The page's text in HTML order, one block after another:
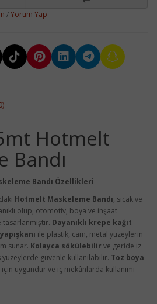
/Yorum Yap
Hotmelt
Bandı
Bandı Özellikleri
Hotmelt Maskeleme Bandı, sıcak ve
olup, otomotiv, boya ve inşaat
Dayanıklı krepe kağıt
ile plastik, cam, metal yüzeylerin
sunar. Kolayca sökülebilir ve geride iz
güvenle kullanılabilir. Toz boya
uygundur ve iç mekânlarda kullanımı